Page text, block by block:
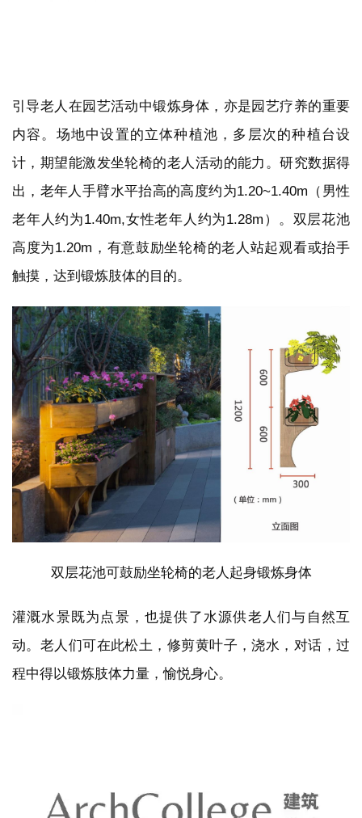
建
室
内
计，期望能激发坐轮椅的老人活动的能力。研究数据得
出，老年人手臂水平抬高的高度约为1.20~1.40m（男性
老年人约为1.40m,女性老年人约为1.28m）。双层花池
高度为1.20m，有意鼓励坐轮椅的老人站起观看或抬手
触摸，达到锻炼肢体的目的。
双层花池可鼓励坐轮椅的老人起身锻炼身体
动。老人们可在此松土，修剪黄叶子，浇水，对话，过
程中得以锻炼肢体力量，愉悦身心。